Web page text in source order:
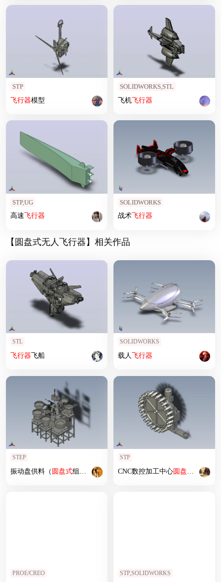
STP
飞行器模型
SOLIDWORKS,STL
飞机飞行器
STP,UG
高速飞行器
SOLIDWORKS
战术飞行器
【圆盘式无人飞行器】相关作品
STL
飞行器飞船
SOLIDWORKS
载人飞行器
STEP
振动盘供料（圆盘式组装机）
STP
CNC数控加工中心圆盘式 刀库
PROE/CREO STP,SOLIDWORKS